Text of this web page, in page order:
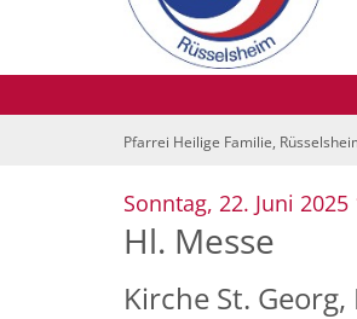
Pfarrei Heilige Familie,
Sonntag, 22. Juni 2025
Hl. Messe
Kirche St.